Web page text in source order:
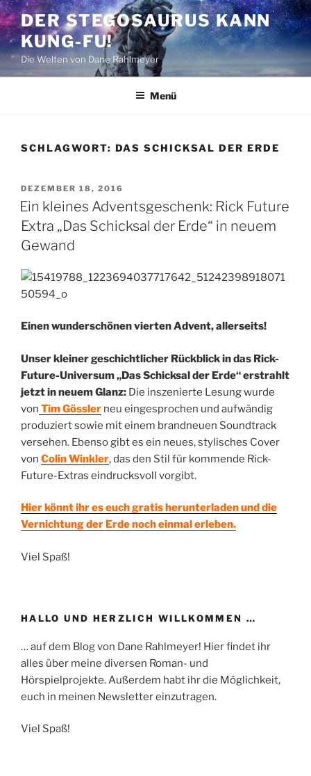
Zum
Inhalt
springen
DER STEGOSAURUS KANN
KUNG-FU!
Die Welten von Dane Rahlmeyer
Menü
SCHLAGWORT: DAS SCHICKSAL DER ERDE
VERÖFFENTLICHT
AM
DEZEMBER 18, 2016
Ein kleines Adventsgeschenk: Rick Future
Extra „Das Schicksal der Erde“ in neuem
Gewand
Einen wunderschönen vierten Advent, allerseits!
Unser kleiner geschichtlicher Rückblick in das Rick-
Future-Universum „Das Schicksal der Erde“ erstrahlt
jetzt in neuem Glanz: Die inszenierte Lesung wurde
von Tim Gössler neu eingesprochen und aufwändig
produziert sowie mit einem brandneuen Soundtrack
versehen. Ebenso gibt es ein neues, stylisches Cover
von Colin Winkler, das den Stil für kommende Rick-
Future-Extras eindrucksvoll vorgibt.
Hier könnt ihr es euch gratis herunterladen und die
Vernichtung der Erde noch einmal erleben.
Viel Spaß!
HALLO UND HERZLICH WILLKOMMEN …
… auf dem Blog von Dane Rahlmeyer! Hier findet ihr
alles über meine diversen Roman- und
Hörspielprojekte. Außerdem habt ihr die Möglichkeit,
euch in meinen Newsletter einzutragen.
Viel Spaß!